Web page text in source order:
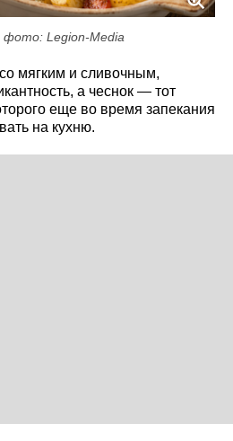
фото: Legion-Media
мягким и сливочным,
а чеснок — тот
еще во время запекания
на кухню.